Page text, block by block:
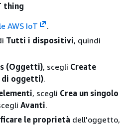
thing
AWS IoT
.
Tutti i dispositivi, quindi
(Oggetti), scegli Create
di oggetti).
, scegli Crea un singolo
Avanti.
le proprietà dell'oggetto,